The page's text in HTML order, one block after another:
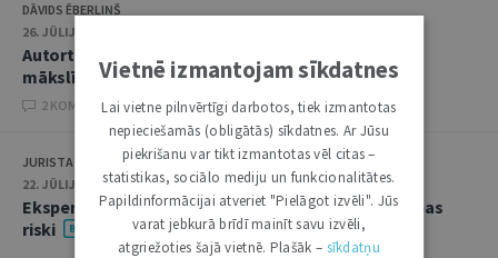
DĀVIDS ĒBERLIŅŠ
26. JŪLIJS 2026 • 08:00
Autortiesību subjekta un objekta juridiskie aspekti
mākslīgā intelekta kontekstā
2 KOMENTĀRI
JURISTA VĀRDS
22. JŪLIJS 2026 • 14:00
Ekspertu saruna jūlijā: krimināltiesības un būvniecības
riski
Vietnē izmantojam sīkdatnes
Lai vietne pilnvērtīgi darbotos, tiek izmantotas
nepieciešamās (obligātās) sīkdatnes. Ar Jūsu
piekrišanu var tikt izmantotas vēl citas –
statistikas, sociālo mediju un funkcionalitātes.
Papildinformācijai atveriet "Pielāgot izvēli". Jūs
varat jebkurā brīdī mainīt savu izvēli,
atgriežoties šajā vietnē. Plašāk – sīkdatņu